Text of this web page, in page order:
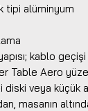
tipi alüminyum
kablo
Table Aero
diski veya küçük
masanın